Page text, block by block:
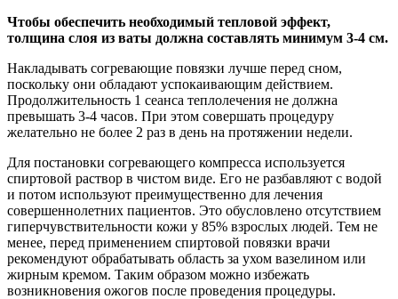
Чтобы обеспечить необходимый тепловой эффект,
толщина слоя из ваты должна составлять минимум 3-4 см.
Накладывать согревающие повязки лучше перед сном,
поскольку они обладают успокаивающим действием.
Продолжительность 1 сеанса теплолечения не должна
превышать 3-4 часов. При этом совершать процедуру
желательно не более 2 раз в день на протяжении недели.
Для постановки согревающего компресса используется
спиртовой раствор в чистом виде. Его не разбавляют с водой
и потом используют преимущественно для лечения
совершеннолетних пациентов. Это обусловлено отсутствием
гиперчувствительности кожи у 85% взрослых людей. Тем не
менее, перед применением спиртовой повязки врачи
рекомендуют обрабатывать область за ухом вазелином или
жирным кремом. Таким образом можно избежать
возникновения ожогов после проведения процедуры.